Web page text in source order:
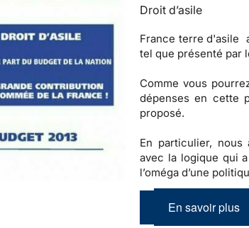
Droit d’asile
France terre d'asile
tel que présenté par
Comme vous
dépenses en cette
proposé.
En particulier, nous
avec la logique qui
l’oméga d’une
En savoir plus